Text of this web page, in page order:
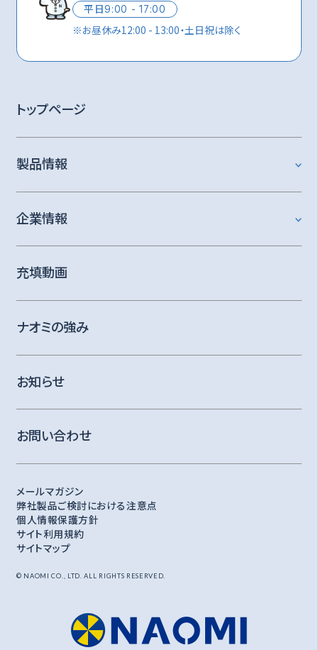
平日9:00 - 17:00
※お昼休み12:00 - 13:00・土日祝は除く
トップページ
製品情報
企業情報
充填動画
ナオミの強み
お知らせ
お問い合わせ
メールマガジン
弊社製品ご検討における注意点
個人情報保護方針
サイト利用規約
サイトマップ
© NAOMI CO., LTD. ALL RIGHTS RESERVED.